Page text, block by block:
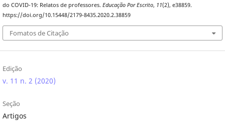
do COVID-19: Relatos de professores. Educação Por Escrito, 11(2), e38859.
https://doi.org/10.15448/2179-8435.2020.2.38859
Fomatos de Citação
Edição
v. 11 n. 2 (2020)
Seção
Artigos